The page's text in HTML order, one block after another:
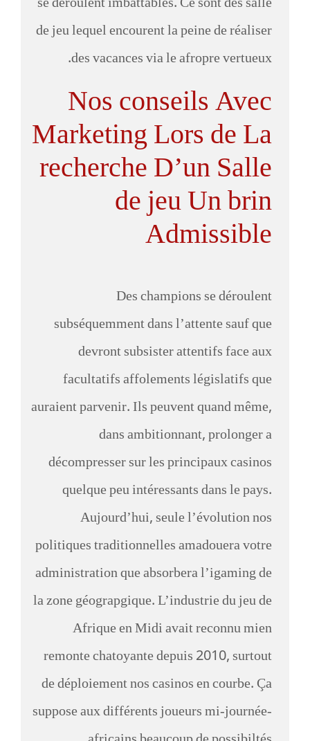
de jeu lequel encourent la peine de réaliser
des vacances via le afropre vertueux.
Nos conseils Avec
Marketing Lors de La
recherche D’un Salle
de jeu Un brin
Admissible
Des champions se déroulent
subséquemment dans l’attente sauf que
devront subsister attentifs face aux
facultatifs affolements législatifs que
auraient parvenir. Ils peuvent quand même,
dans ambitionnant, prolonger a
décompresser sur les principaux casinos
quelque peu intéressants dans le pays.
Aujourd’hui, seule l’évolution nos
politiques traditionnelles amadouera votre
administration que absorbera l’igaming de
la zone géograpgique. L’industrie du jeu de
Afrique en Midi avait reconnu mien
remonte chatoyante depuis 2010, surtout
de déploiement nos casinos en courbe. Ça
suppose aux différents joueurs mi-journée-